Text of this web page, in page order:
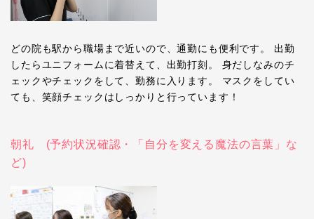
どの院も駅から職場まで近いので、通勤にも便利です。 出勤
したらユニフォームに着替えて、出勤打刻。 身だしなみのチ
ェックやチェックをして、勤務に入ります。 マスクをしてい
ても、笑顔チェックはしっかりと行っています！
朝礼 (予約状況確認・「自分を変える魔法の言葉」な
ど)